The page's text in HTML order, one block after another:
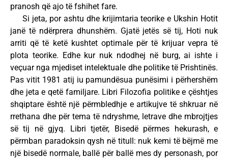
pranosh që ajo të fshihet fare.
Si jeta, por ashtu dhe krijimtaria teorike e Ukshin Hotit
janë të ndërprera dhunshëm. Gjatë jetës së tij, Hoti nuk
arriti që të ketë kushtet optimale për të krijuar vepra të
plota teorike. Edhe kur nuk ndodhej në burg, ai ishte i
veçuar nga mjediset intelektuale dhe politike të Prishtinës.
Pas vitit 1981 atij iu pamundësua punësimi i përhershëm
dhe jeta e qetë familjare. Libri Filozofia politike e çështjes
shqiptare është një përmbledhje e artikujve të shkruar në
rrethana dhe për tema të ndryshme, letrave dhe mbrojtjes
së tij në gjyq. Libri tjetër, Bisedë përmes hekurash, e
përmban paradoksin qysh në titull: nuk kemi të bëjmë me
një bisedë normale, ballë për ballë mes dy personash, por